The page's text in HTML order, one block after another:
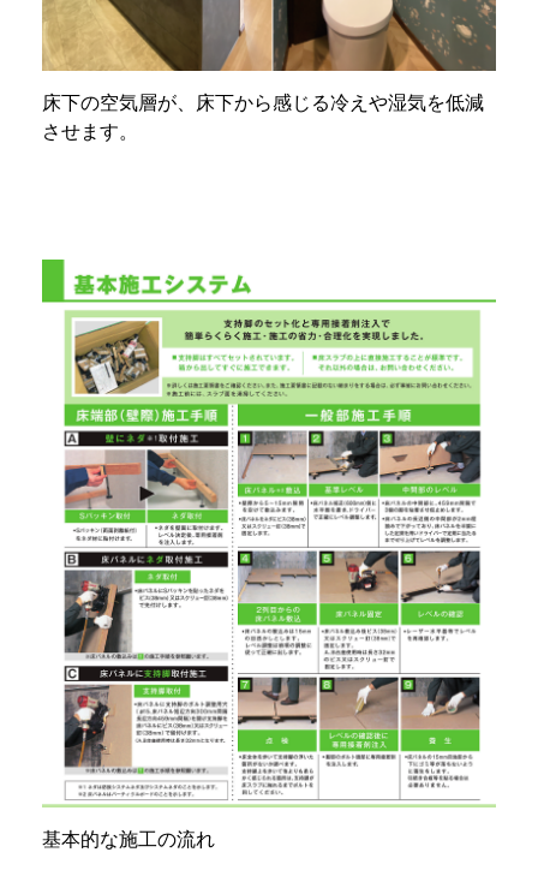
床下の空気層が、床下から感じる冷えや湿気を低減
させます。
基本的な施工の流れ